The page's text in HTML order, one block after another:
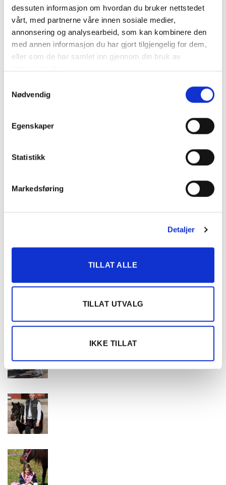
dessuten informasjon om hvordan du bruker nettstedet
vårt, med partnerne våre innen sosiale medier,
annonsering og analysearbeid, som kan kombinere den
med annen informasjon du har gjort tilgjengelig for dem,
eller som de har samlet inn gjennom din bruk av
Nødvendig
Egenskaper
Statistikk
Markedsføring
Detaljer
TILLAT ALLE
TILLAT UTVALG
IKKE TILLAT